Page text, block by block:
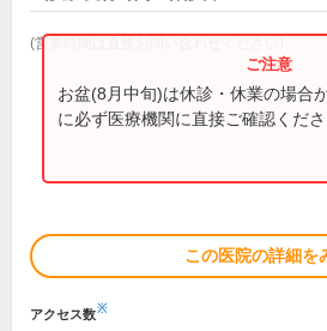
(営業時間は直接お問い合わせください)
お盆(8月中旬)は休診・休業の場合
に必ず医療機関に直接ご確認くださ
この医院の詳細を
アクセス数※